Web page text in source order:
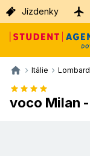
Jízdenky
Itálie
voco Milan